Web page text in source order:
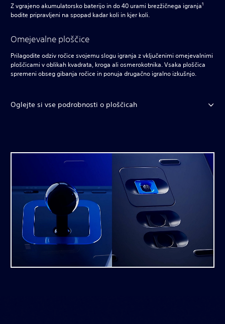
Z vgrajeno akumulatorsko baterijo in do 40 urami brezžičnega igranja1
bodite pripravljeni na spopad kadar koli in kjer koli.
Omejevalne ploščice
Prilagodite odziv ročice svojemu slogu igranja z vključenimi omejevalnimi
ploščicami v oblikah kvadrata, kroga ali osmerokotnika. Vsaka ploščica
spremeni obseg gibanja ročice in ponuja drugačno igralno izkušnjo.
Oglejte si vse podrobnosti o ploščicah